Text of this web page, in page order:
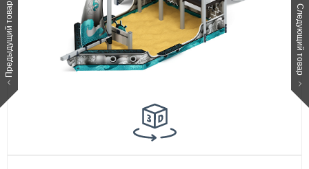
Предыдущий товар Следующий товар